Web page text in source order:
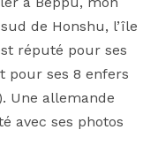
de Honshu, l’île
réputé pour ses
pour ses 8 enfers
Une allemande
avec ses photos